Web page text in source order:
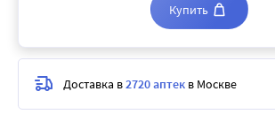
Купить
Доставка в2720 аптек в Москве